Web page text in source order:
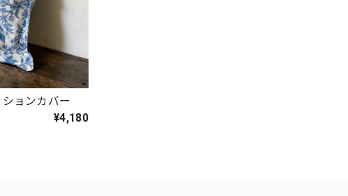
ョンカバー
¥4,180